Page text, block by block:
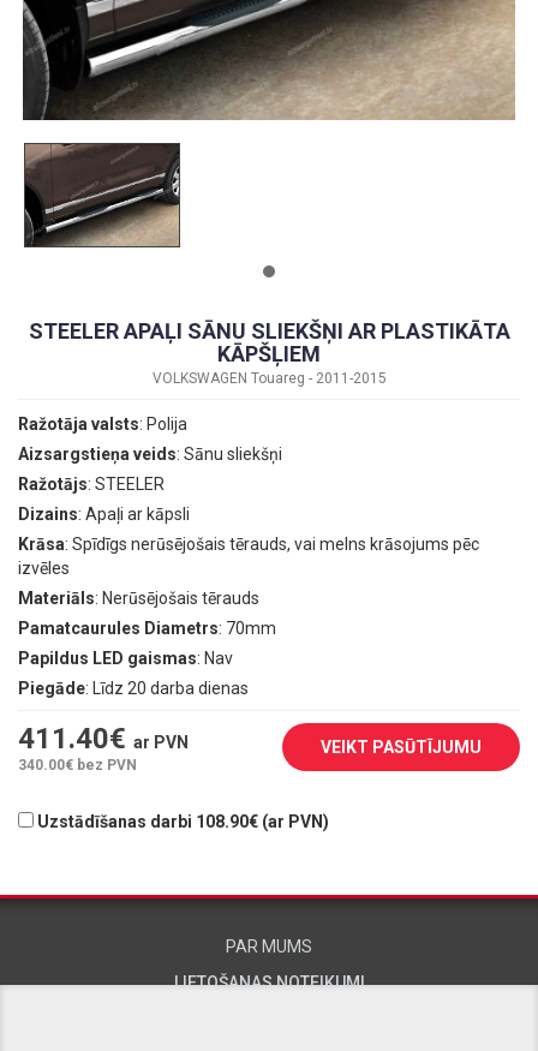
STEELER APAĻI SĀNU SLIEKŠŅI AR PLASTIKĀTA
KĀPŠĻIEM
VOLKSWAGEN Touareg - 2011-2015
Ražotāja valsts: Polija
Aizsargstieņa veids: Sānu sliekšņi
Ražotājs: STEELER
Dizains: Apaļi ar kāpsli
Krāsa: Spīdīgs nerūsējošais tērauds, vai melns krāsojums pēc
izvēles
Materiāls: Nerūsējošais tērauds
Pamatcaurules Diametrs: 70mm
Papildus LED gaismas: Nav
Piegāde: Līdz 20 darba dienas
411.40€ ar PVN
340.00€ bez PVN
VEIKT PASŪTĪJUMU
Uzstādīšanas darbi 108.90€ (ar PVN)
PAR MUMS
LIETOŠANAS NOTEIKUMI